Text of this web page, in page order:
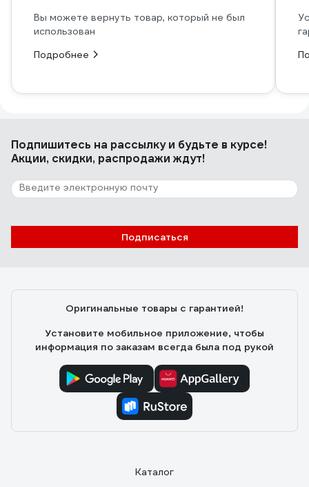
Вы можете вернуть товар, который не был
использован
Подробнее
Подпишитесь на рассылкуи будьте в курсе!
Акции, скидки, распродажи ждут!
Подписаться
Оригинальные товары с гарантией!
Установите мобильное приложение, чтобы
информация по заказам всегда была под рукой
Каталог